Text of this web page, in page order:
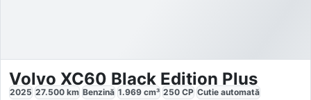
Volvo XC60 Black Edition Plus
2025 27.500 km Benzină 1.969 cm³ 250 CP Cutie automată